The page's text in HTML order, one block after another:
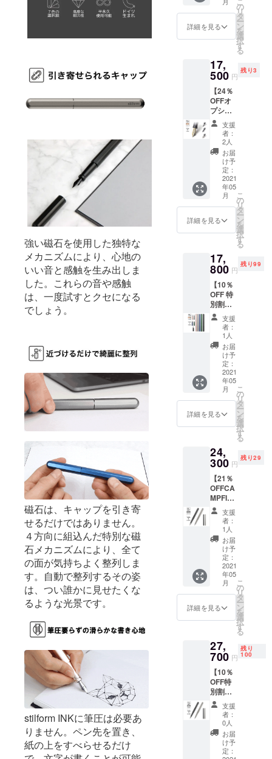
強い磁石を使用した独特な
メカニズムにより、心地の
いい音と感触を生み出しま
した。これらの音や感触
は、一度試すとクセになる
でしょう。
磁石は、キャップを引き寄
せるだけではありません。
４方向に組込んだ特別な磁
石メカニズムにより、全て
の面が気持ちよく整列しま
す。自動で整列するその姿
は、つい誰かに見せたくな
るような光景です。
stilform INKに筆圧は必要あ
りません。ペン先を置き、
紙の上をすべらせるだけ
ジ」 日
様、こ
んにち
は日本
のもの
では特
に、寿
司や任
天堂が
大好き
です。
（任天
堂はみ
んな大
好きで
す。私
は発売
日当日
に
Switch
を買い
まし
ウイル
スが収
まれ
ば、今
年か来
年に
は、日
本に旅
行に
行っ
て、コ
ワーキ
ングス
ペース
を利用
してみ
たいと
思って
いま
こで日
本のた
くさん
のファ
ンの
方々と
お会い
した
い。 私
は本当
に日本
が大好
きで
す！ こ
れから
も
stilform
を期待
して
いてく
ださ
い！
が遅れ
があり
ます。
た場
合、正
規販売
より下
がる可
能性も
ござい
ます。
※ご注文
状況、
使用部
材の供
給状
況、製
造工程
上の都
合等に
より出
が遅れ
る場合
方のみ
ご購入
いただ
サイズ
は４種
類から
お選び
いただ
けま
す。 ※
皆様の
応援購
入によ
り量産
効率が
向上し
た場
合、正
規販売
価格が
がる可
能性も
ござい
ます。
※ご注文
状況、
使用部
材の供
給状
況、製
造工程
上の都
合等に
より出
荷時期
る場合
があり
m（万
年筆：
アル
ミ）×１
（販売
格
19,800
円の
21％OF
F）
※stilfor
m INK
Alminiu
m（万
年筆：
アル
ミ）の
カラー
は５色
からお
選びい
ただけ
※ニブの
は４種
類から
お選び
いただ
けま
す。 ※
皆様の
応援購
入によ
り量産
効率が
向上し
た場
合、正
規販売
価格が
販売予
能性も
ござい
ます。
※ご注文
状況、
使用部
材の供
給状
況、製
造工程
上の都
合等に
より出
荷時期
が遅れ
があり
ます。
詳細を見る
の
リ
タ
ー
ン
を
選
択
す
る
17,
500 円
残り3
【24％
OFFオ
プショ
ンリ
ター
ン】
Gold（1
4金）ニ
Gold（1
4金）ニ
ブ（ペ
ン先）×
１ （販
売予定
価格
円の
24％OF
F） ※こ
ちらは
リター
ンのオ
プショ
ン商品
のた
め、本
体をご
購入の
方のみ
ご購入
いただ
けま
す。 ※
類から
お選び
いただ
けま
す。 ※
皆様の
応援購
入によ
り量産
効率が
向上し
た場
合、正
規販売
価格が
販売予
定価格
ござい
ます。
※ご注文
状況、
使用部
材の供
給状
況、製
造工程
上の都
合等に
より出
支援
者：
2人
お届
け予
定：
2021
年05
月
詳細を見る
こ
の
リ
タ
ー
ン
を
選
択
す
る
17,
800 円
残り99
【10％
OFF 特
別割】
stilform
INK
Alumini
um
stilform
INK
Alumini
um（万
年筆：
アル
ミ）×１
（販売
予定価
19,800
円の
10％OF
F）
※stilfor
m INK
Alumini
um（万
年筆：
アル
ミ）の
カラー
は５色
からお
選びい
ただけ
ます。
類から
お選び
いただ
けま
す。 ※
皆様の
応援購
入によ
り量産
効率が
向上し
た場
支援
者：
1人
お届
け予
定：
2021
年05
月
詳細を見る
こ
の
リ
タ
ー
ン
を
選
択
す
る
24,
300 円
残り29
【21％
OFFCA
MPFIRE
割】
stilform
INK
Titaniu
m（チ
タン万
年筆）
stilform
INK
Titaniu
m（万
年筆：
チタ
（販売
予定価
格
30,800
円の
21％OF
F）
※stilfor
m INK
Titaniu
m（万
年筆：
支援
者：
1人
お届
け予
定：
2021
年05
月
詳細を見る
こ
の
リ
タ
ー
ン
を
選
択
す
る
27,
700 円
残り
100
【10％
OFF特
別割】
stilform
INK
Titaniu
m（チ
タン万
年筆）
支援
者：
0人
お届
け予
定：